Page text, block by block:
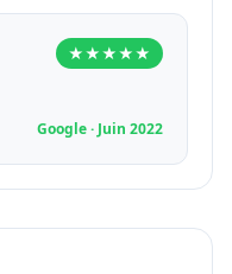
★★★★★
Google · Juin 2022